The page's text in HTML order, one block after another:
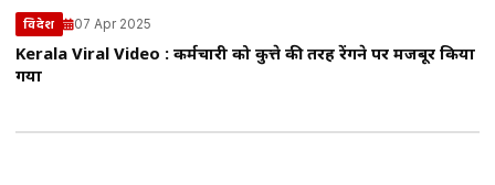
विदेश 07 Apr 2025
Kerala Viral Video : कर्मचारी को कुत्ते की तरह रेंगने पर मजबूर किया
गया